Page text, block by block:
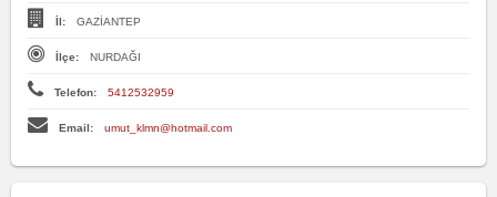
İl: GAZİANTEP
İlçe: NURDAĞI
Telefon: 5412532959
Email: umut_klmn@hotmail.com